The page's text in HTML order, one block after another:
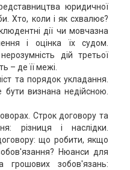
юридичної
Хто, коли і як схвалює?
дії чи мовчазна
і оцінка їх судом.
дій третьої
– де її межі.
та порядок укладання.
бути визнана недійсною.
Строк договору та
різниця і наслідки.
що робити, якщо
Нюанси для
грошових зобов'язань: